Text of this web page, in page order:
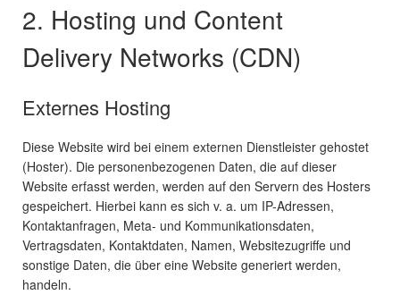
2. Hosting und Content
Delivery Networks (CDN)
Externes Hosting
Diese Website wird bei einem externen Dienstleister gehostet
(Hoster). Die personenbezogenen Daten, die auf dieser
Website erfasst werden, werden auf den Servern des Hosters
gespeichert. Hierbei kann es sich v. a. um IP-Adressen,
Kontaktanfragen, Meta- und Kommunikationsdaten,
Vertragsdaten, Kontaktdaten, Namen, Websitezugriffe und
sonstige Daten, die über eine Website generiert werden,
handeln.